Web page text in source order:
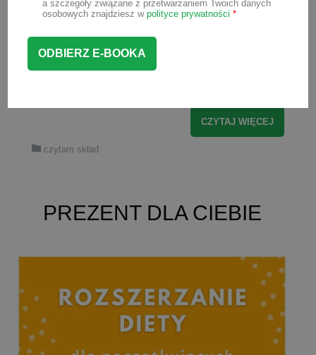
będzie to coś innego. Wiem, że moje
produkty ze sklepu, które są
alternatywą dla zwykłych słodyczy. Takie
CZYTAJ WIĘCEJ
czytam skład
PREZENT DLA CIEBIE
a szczegóły związane z przetwarzaniem Twoich danych
osobowych znajdziesz w polityce prywatności *